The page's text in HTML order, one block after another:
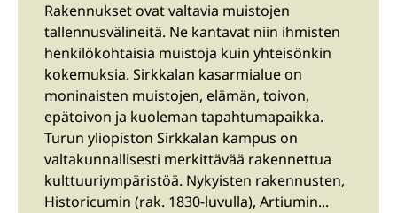
Rakennukset ovat valtavia muistojen
tallennusvälineitä. Ne kantavat niin ihmisten
henkilökohtaisia muistoja kuin yhteisönkin
kokemuksia. Sirkkalan kasarmialue on
moninaisten muistojen, elämän, toivon,
epätoivon ja kuoleman tapahtumapaikka.
Turun yliopiston Sirkkalan kampus on
valtakunnallisesti merkittävää rakennettua
kulttuuriympäristöä. Nykyisten rakennusten,
Historicumin (rak. 1830-luvulla), Artiumin...